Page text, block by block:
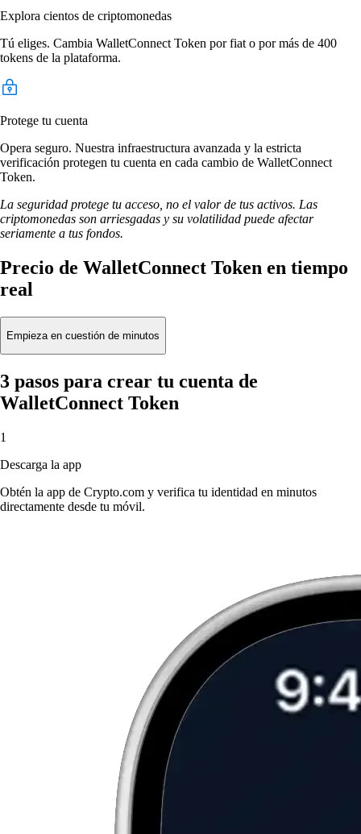
Explora cientos de criptomonedas
Tú eliges. Cambia WalletConnect Token por fiat o por más de 400
tokens de la plataforma.
Protege tu cuenta
Opera seguro. Nuestra infraestructura avanzada y la estricta
verificación protegen tu cuenta en cada cambio de WalletConnect
Token.
La seguridad protege tu acceso, no el valor de tus activos. Las
criptomonedas son arriesgadas y su volatilidad puede afectar
seriamente a tus fondos.
Precio de WalletConnect Token en tiempo
real
Empieza en cuestión de minutos
3 pasos para crear tu cuenta de
WalletConnect Token
1
Descarga la app
Obtén la app de Crypto.com y verifica tu identidad en minutos
directamente desde tu móvil.